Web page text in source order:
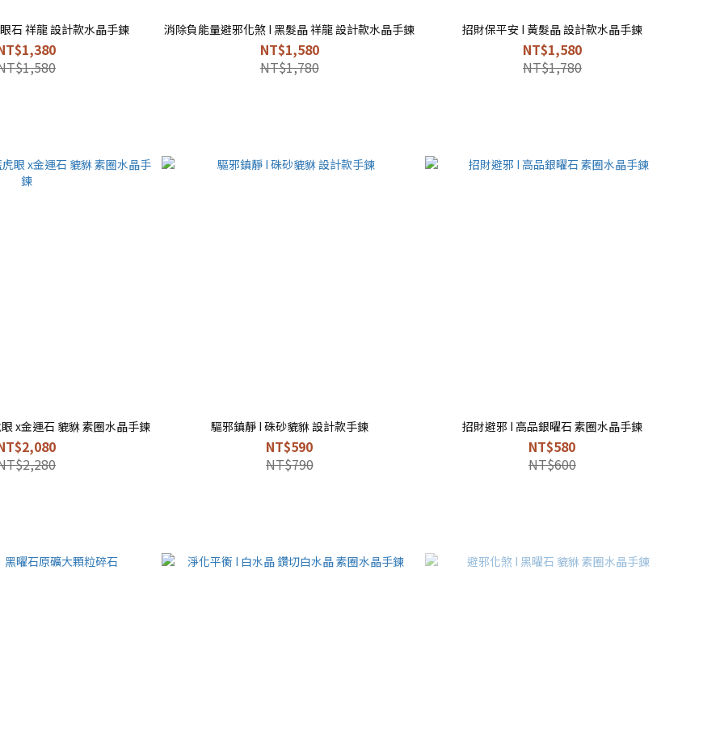
石 祥龍 設計款水晶手鍊 消除負能量避邪化煞 I 黑髮晶 祥龍 設計款水晶手鍊
NT$1,580
NT$1,780
招財保平安 I 黃髮晶 設計款水晶手鍊
NT$1,580
NT$1,780
x金運石 貔貅 素圈水晶手鍊 驅邪鎮靜 I 硃砂貔貅 設計款手鍊
NT$590
NT$790
招財避邪 I 高品銀曜石 素圈水晶手鍊
NT$580
NT$600